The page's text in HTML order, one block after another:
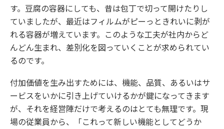
す。豆腐の容器にしても、昔は包丁で切って開けたりし
ていましたが、最近はフィルムがピーっときれいに剥が
れる容器が増えています。このような工夫が社内からど
んどん生まれ、差別化を図っていくことが求められてい
るのです。
付加価値を生み出すためには、機能、品質、あるいはサ
ービスをいかに引き上げていけるかが鍵になってきます
が、それを経営陣だけで考えるのはとても無理です。現
場の従業員から、「これって新しい機能としてどうか